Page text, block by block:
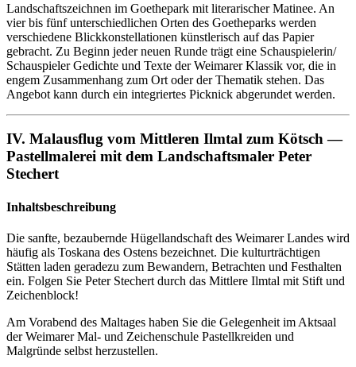
Landschaftszeichnen im Goethepark mit literarischer Matinee. An
vier bis fünf unterschiedlichen Orten des Goetheparks werden
verschiedene Blickkonstellationen künstlerisch auf das Papier
gebracht. Zu Beginn jeder neuen Runde trägt eine Schauspielerin/​
Schauspieler Gedichte und Texte der Weimarer Klassik vor, die in
engem Zusammenhang zum Ort oder der Thematik stehen. Das
Angebot kann durch ein integriertes Picknick abgerundet werden.
IV. Malausflug vom Mittleren Ilmtal zum Kötsch —
Pastellmalerei mit dem Landschaftsmaler Peter
Stechert
Inhaltsbeschreibung
Die sanfte, bezaubernde Hügellandschaft des Weimarer Landes wird
häufig als Toskana des Ostens bezeichnet. Die kulturträchtigen
Stätten laden geradezu zum Bewandern, Betrachten und Festhalten
ein. Folgen Sie Peter Stechert durch das Mittlere Ilmtal mit Stift und
Zeichenblock!
Am Vorabend des Maltages haben Sie die Gelegenheit im Aktsaal
der Weimarer Mal- und Zeichenschule Pastellkreiden und
Malgründe selbst herzustellen.